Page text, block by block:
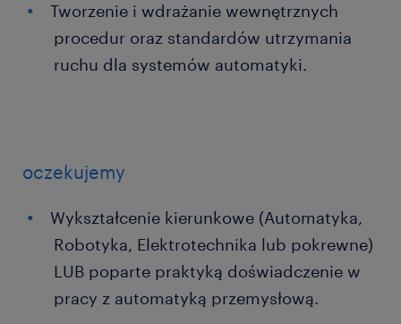
Tworzenie i wdrażanie wewnętrznych
procedur oraz standardów utrzymania
ruchu dla systemów automatyki.
oczekujemy
Wykształcenie kierunkowe (Automatyka,
Robotyka, Elektrotechnika lub pokrewne)
LUB poparte praktyką doświadczenie w
pracy z automatyką przemysłową.